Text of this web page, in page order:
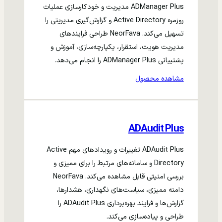
ADManager Plus مدیریت و خودکارسازی عملیات
روزمره Active Directory و گزارش‌گیری مدیریتی را
تسهیل می‌کند. NeorFava طراحی فرایندهای
مدیریت هویت، استقرار، یکپارچه‌سازی، آموزش و
پشتیبانی ADManager Plus را انجام می‌دهد.
مشاهده محصول
ADAudit Plus
ADAudit Plus تغییرات و رویدادهای مهم Active
Directory و سامانه‌های مرتبط را برای ممیزی و
بررسی امنیتی قابل مشاهده می‌کند. NeorFava
دامنه ممیزی، سیاست‌های نگهداری، هشدارها،
گزارش‌ها و فرایند بهره‌برداری ADAudit Plus را
طراحی و پیاده‌سازی می‌کند.